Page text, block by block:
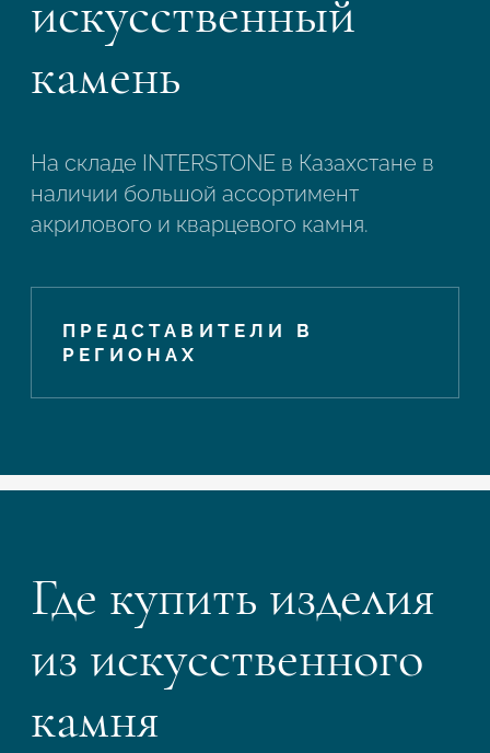
искусственный
камень
На складе INTERSTONE в Казахстане в
наличии большой ассортимент
акрилового и кварцевого камня.
ПРЕДСТАВИТЕЛИ В
РЕГИОНАХ
Где купить изделия
из искусственного
камня